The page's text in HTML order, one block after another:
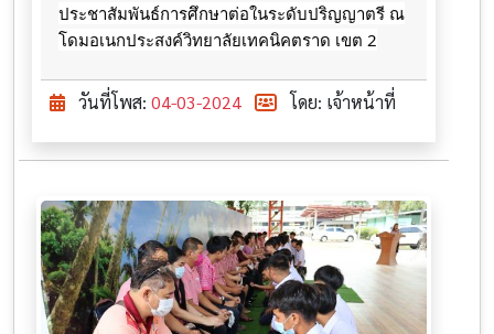
ประชาสัมพันธ์การศึกษาต่อในระดับปริญญาตรี ณ
โดมอเนกประสงค์วิทยาลัยเทคนิคตราด เขต 2
วันที่โพส: 04-03-2024 โดย: เจ้าหน้าที่